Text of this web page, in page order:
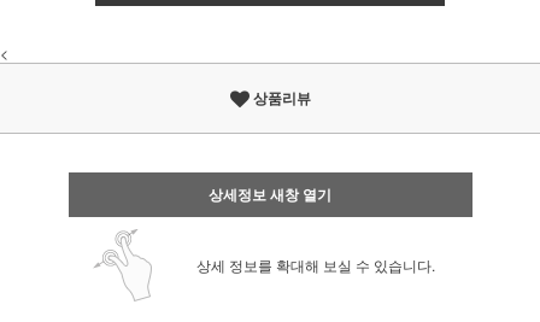
<
상품리뷰
상세정보 새창 열기
상세 정보를 확대해 보실 수 있습니다.